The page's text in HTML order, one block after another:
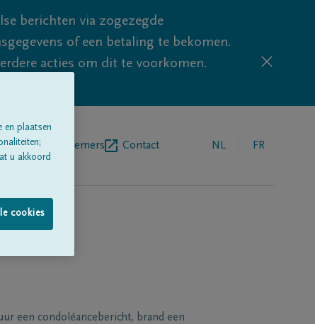
berichten via zogezegde
of een betaling te bekomen.
acties om dit te voorkomen.
Contact NL FR
een condoléancebericht, brand een
en plaatsen
u akkoord
cookies